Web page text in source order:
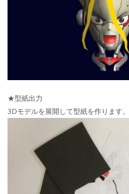
★型紙出力
3Dモデルを展開して型紙を作ります。